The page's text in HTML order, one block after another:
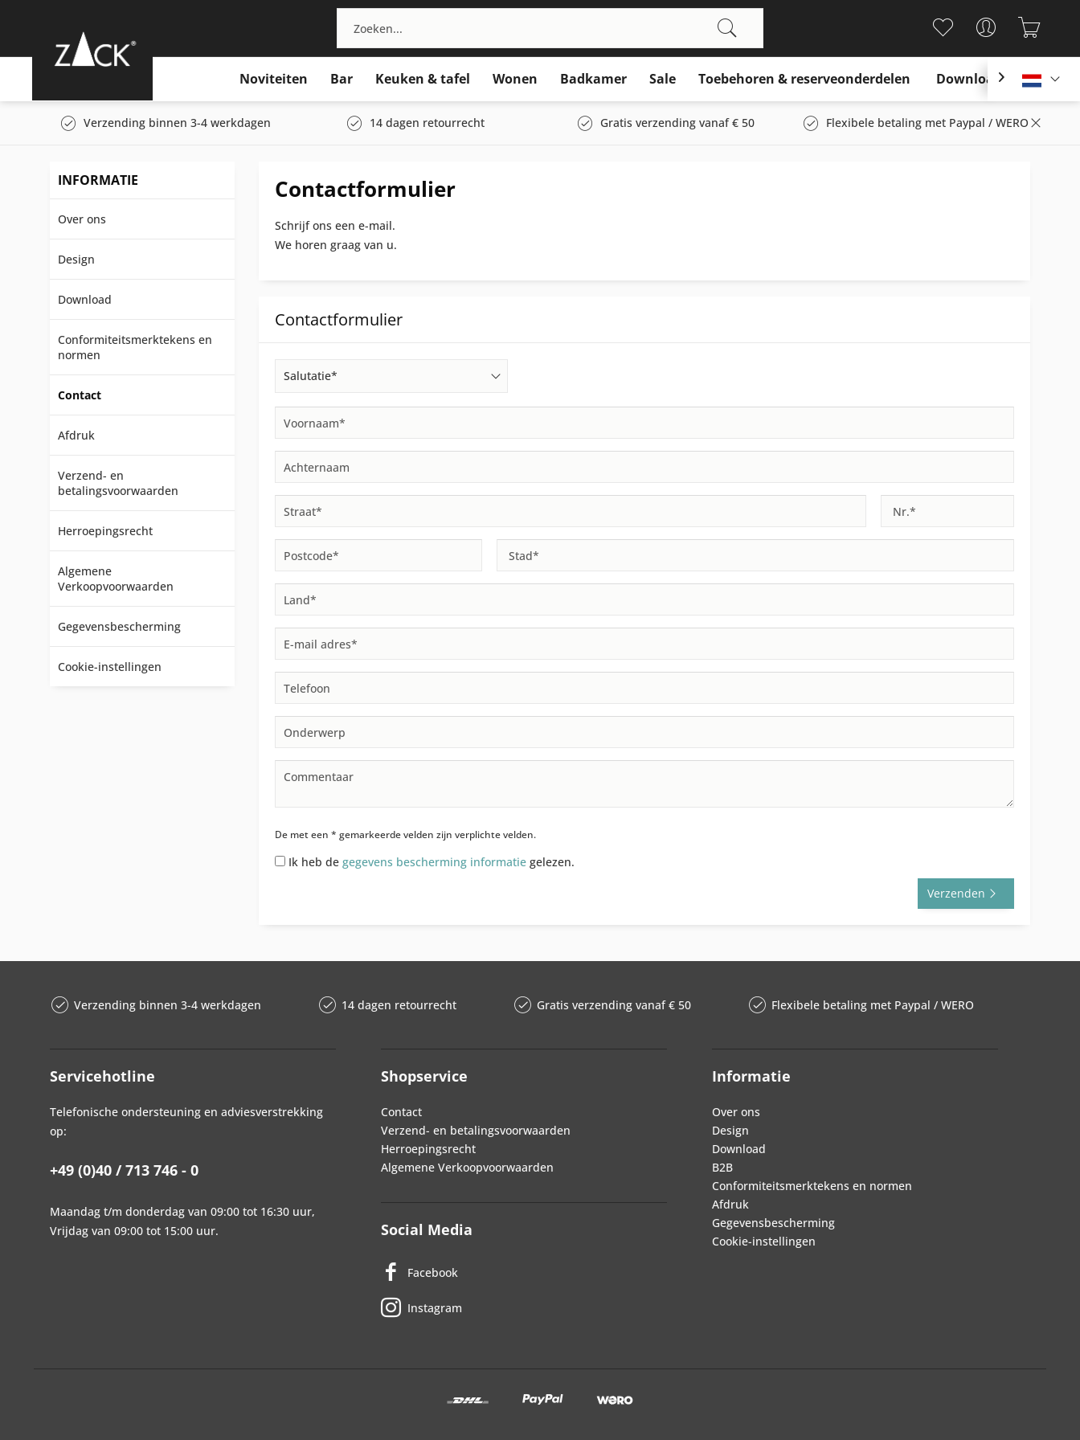
Noviteiten Bar Keuken & tafel Wonen Badkamer Sale Toebehoren & reserveonderdelen Download
Verzending binnen 3-4 werkdagen 14 dagen retourrecht Gratis verzending vanaf € 50 Flexibele betaling met Paypal / WERO
INFORMATIE
Over ons
Design
Download
Conformiteitsmerktekens en
normen
Contact
Afdruk
Verzend- en
betalingsvoorwaarden
Herroepingsrecht
Algemene
Verkoopvoorwaarden
Gegevensbescherming
Cookie-instellingen
Contactformulier
Schrijf ons een e-mail.
We horen graag van u.
Contactformulier
De met een * gemarkeerde velden zijn verplichte velden.
Ik heb de gegevens bescherming informatie gelezen.
Verzenden
Verzending binnen 3-4 werkdagen 14 dagen retourrecht Gratis verzending vanaf € 50 Flexibele betaling met Paypal / WERO
Servicehotline
Telefonische ondersteuning en adviesverstrekking
op:
+49 (0)40 / 713 746 - 0
Maandag t/m donderdag van 09:00 tot 16:30 uur,
Vrijdag van 09:00 tot 15:00 uur.
Shopservice
Contact
Verzend- en betalingsvoorwaarden
Herroepingsrecht
Algemene Verkoopvoorwaarden
Social Media
Facebook
Instagram
Informatie
Over ons
Design
Download
B2B
Conformiteitsmerktekens en normen
Afdruk
Gegevensbescherming
Cookie-instellingen